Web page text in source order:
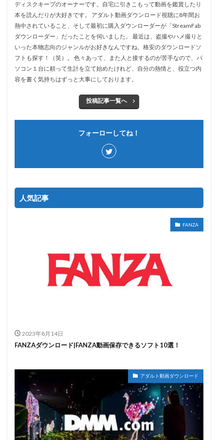
ディスクキープのオーナーです。自宅に引きこもって動画を鑑賞したり
本を読んだりが大好きです。 アダルト動画ダウンロード視聴に8年間お
熱中されていること、そして最初に購入ダウンローダーが「StreamFab
ダウンローダー」だったことを伺いました。 最近は、盗撮やハメ撮りと
いった本物志向のジャンルがお好きなんですね。格安のダウンロードソ
フトも探す！（笑）。 色々あって、また人と接するのが苦手なので、パ
ソコン１台に頼って生計を立て始めたけれど、自分の熱情と、役立つ内
容を書く気持ちはずっと大事にしております。
投稿記事一覧へ
フォーローしてね！
人気記事
FANZA
2023年8月14日
FANZAダウンロード|FANZA動画保存できるソフト10選！
アダルト動画ダウンロード